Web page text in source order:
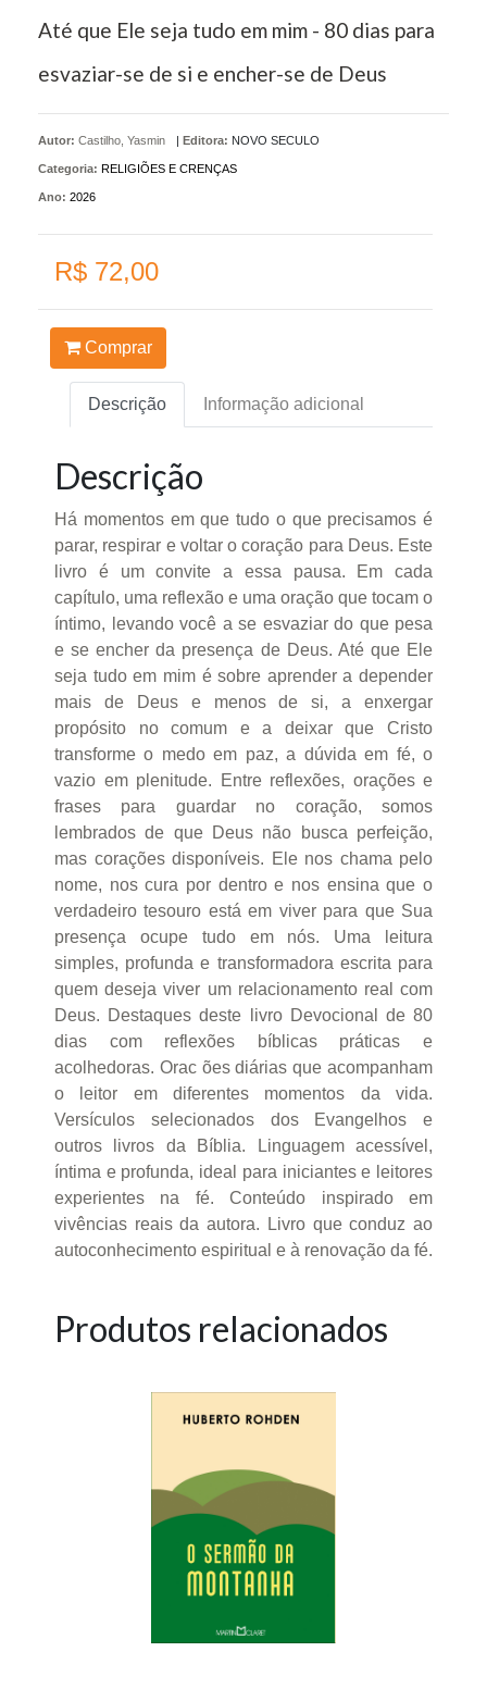
Até que Ele seja tudo em mim - 80 dias para
esvaziar-se de si e encher-se de Deus
Autor: Castilho, Yasmin Editora: NOVO SECULO
Categoria: RELIGIÕES E CRENÇAS
Ano: 2026
R$ 72,00
Comprar
Descrição Informação adicional
Descrição
Há momentos em que tudo o que precisamos é
parar, respirar e voltar o coração para Deus. Este
livro é um convite a essa pausa. Em cada
capítulo, uma reflexão e uma oração que tocam o
íntimo, levando você a se esvaziar do que pesa
e se encher da presença de Deus. Até que Ele
seja tudo em mim é sobre aprender a depender
mais de Deus e menos de si, a enxergar
propósito no comum e a deixar que Cristo
transforme o medo em paz, a dúvida em fé, o
vazio em plenitude. Entre reflexões, orações e
frases para guardar no coração, somos
lembrados de que Deus não busca perfeição,
mas corações disponíveis. Ele nos chama pelo
nome, nos cura por dentro e nos ensina que o
verdadeiro tesouro está em viver para que Sua
presença ocupe tudo em nós. Uma leitura
simples, profunda e transformadora escrita para
quem deseja viver um relacionamento real com
Deus. Destaques deste livro Devocional de 80
dias com reflexões bíblicas práticas e
acolhedoras. Orac ões diárias que acompanham
o leitor em diferentes momentos da vida.
Versículos selecionados dos Evangelhos e
outros livros da Bíblia. Linguagem acessível,
íntima e profunda, ideal para iniciantes e leitores
experientes na fé. Conteúdo inspirado em
vivências reais da autora. Livro que conduz ao
autoconhecimento espiritual e à renovação da fé.
Produtos relacionados